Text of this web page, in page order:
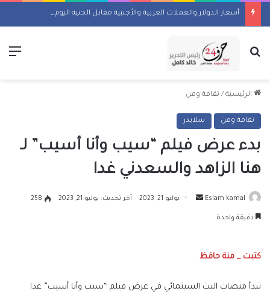
بحث عن
الرئيسية / ثقافة وفن
ثقافة وفن سلايدر
بدء عرض فيلم “سيب وأنا أسيب” لـ
هنا الزاهد والسعدني غدا
Eslam kamal
أرسل يوليو 21, 2023 آخر تحديث: يوليو 21, 2023 258
دقيقة واحدة
كتبت _ منة حافظ
تبدأ منصات البث السينمائي في عرض فيلم “سيب وأنا أسيب” غدا